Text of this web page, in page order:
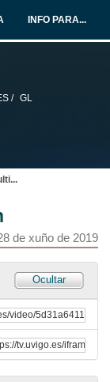
INFO PARA...
/ GL
...
de xuño de 2019
Ocultar
de 2019
de 2019
Rolda de preguntas. Análise da persistencia dos estudantes utilizando un modelo baseado en eventos
Unha cadea de valor de datos para soportar o procesamento de evidencia multimodal en escenarios de aprendizaxe auténticos
de 2019